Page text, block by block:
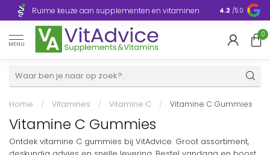
Ruime keuze aan supplementen en vitaminen Europa
4.2 /5.0
MENU
0
Home / Vitamines / Vitamine C / Vitamine C Gummies
Vitamine C Gummies
Ontdek vitamine C gummies bij VitAdvice. Groot assortiment,